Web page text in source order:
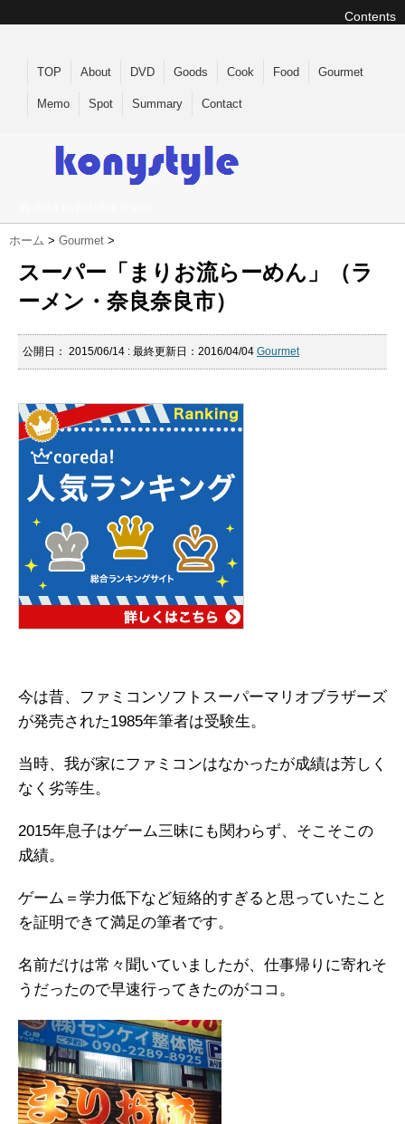
Contents
TOP About DVD Goods Cook Food Gourmet
Memo Spot Summary Contact
ホーム > Gourmet >
スーパー「まりお流らーめん」（ラ
ーメン・奈良奈良市）
公開日： 2015/06/14 : 最終更新日：2016/04/04 Gourmet
今は昔、ファミコンソフトスーパーマリオブラザーズ
が発売された1985年筆者は受験生。
当時、我が家にファミコンはなかったが成績は芳しく
なく劣等生。
2015年息子はゲーム三昧にも関わらず、そこそこの
成績。
ゲーム＝学力低下など短絡的すぎると思っていたこと
を証明できて満足の筆者です。
名前だけは常々聞いていましたが、仕事帰りに寄れそ
うだったので早速行ってきたのがココ。